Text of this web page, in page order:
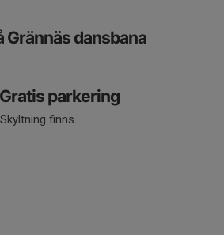
Grännäs dansbana
parkering
finns